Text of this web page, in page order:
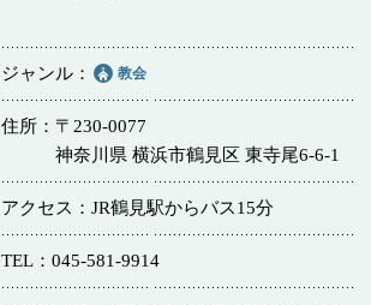
学校・幼稚園・神学校
医療・福祉
ジャンル 教会
住所
〒230-0077
神奈川県 横浜市鶴見区 東寺尾6-6-1
アクセス JR鶴見駅からバス15分
TEL 045-581-9914